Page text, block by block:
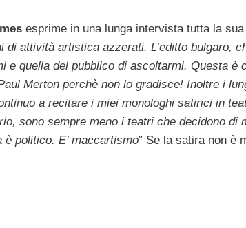
esprime in una lunga intervista tutta la sua
di attività artistica azzerati. L’editto bulgaro,
quella del pubblico di ascoltarmi. Questa è
Merton perchè non lo gradisce! Inoltre i
a recitare i miei monologhi satirici in
sono sempre meno i teatri che decidono di
politico. E’ maccartismo” Se la satira non è